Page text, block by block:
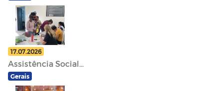
17.07.2026
Assistência Social...
Gerais